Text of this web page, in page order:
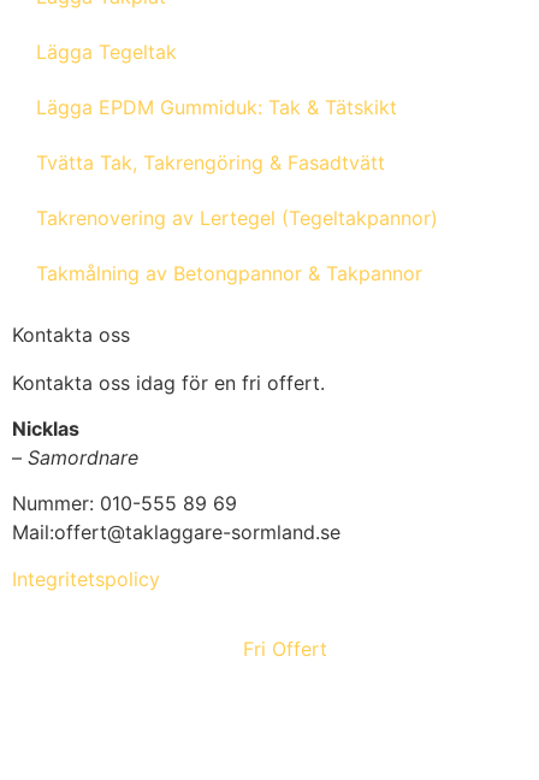
Lägga Tegeltak
Lägga EPDM Gummiduk: Tak & Tätskikt
Tvätta Tak, Takrengöring & Fasadtvätt
Takrenovering av Lertegel (Tegeltakpannor)
Takmålning av Betongpannor & Takpannor
Kontakta oss
Kontakta oss idag för en fri offert.
Nicklas
– Samordnare
Nummer: 010-555 89 69
Mail:offert@taklaggare-sormland.se
Integritetspolicy
Fri Offert